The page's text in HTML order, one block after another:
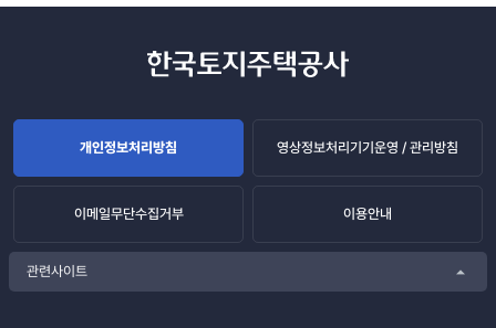
개인정보처리방침 영상정보처리기기운영 / 관리방침
이메일무단수집거부 이용안내
관련사이트